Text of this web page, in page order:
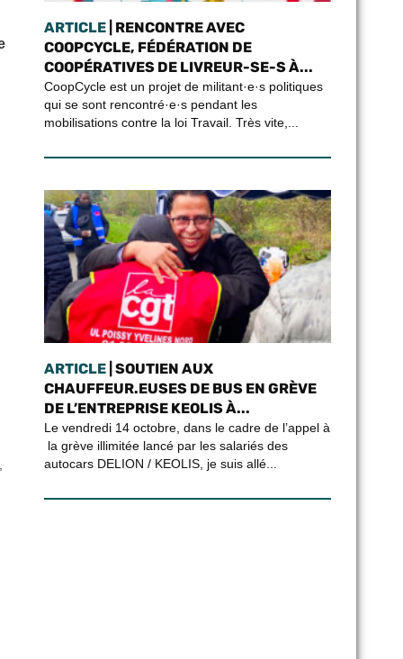
ARTICLE| RENCONTRE AVEC
COOPCYCLE, FÉDÉRATION DE
COOPÉRATIVES DE LIVREUR-SE-S À...
CoopCycle est un projet de militant·e·s politiques
qui se sont rencontré·e·s pendant les
mobilisations contre la loi Travail. Très vite,...
ARTICLE| SOUTIEN AUX
CHAUFFEUR.EUSES DE BUS EN GRÈVE
DE L’ENTREPRISE KEOLIS À...
Le vendredi 14 octobre, dans le cadre de l’appel à
la grève illimitée lancé par les salariés des
autocars DELION / KEOLIS, je suis allé...